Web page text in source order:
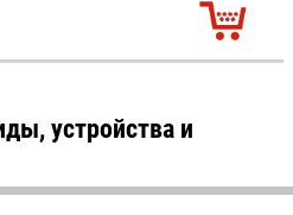
устройства и